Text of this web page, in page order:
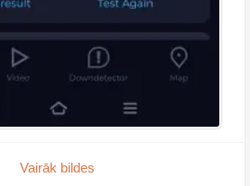
Vairāk bildes